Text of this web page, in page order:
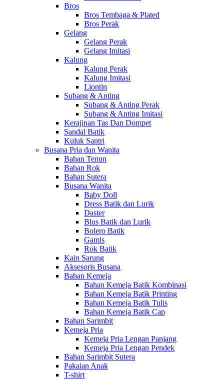
Bros
Bros Tembaga & Plated
Bros Perak
Gelang
Gelang Perak
Gelang Imitasi
Kalung
Kalung Perak
Kalung Imitasi
Liontin
Subang & Anting
Subang & Anting Perak
Subang & Anting Imitasi
Kerajinan Tas Dan Dompet
Sandal Batik
Kuluk Santri
Busana Pria dan Wanita
Bahan Tenun
Bahan Rok
Bahan Sutera
Busana Wanita
Baby Doll
Dress Batik dan Lurik
Daster
Blus Batik dan Lurik
Bolero Batik
Gamis
Rok Batik
Kain Sarung
Aksesoris Busana
Bahan Kemeja
Bahan Kemeja Batik Kombinasi
Bahan Kemeja Batik Printing
Bahan Kemeja Batik Tulis
Bahan Kemeja Batik Cap
Bahan Sarimbit
Kemeja Pria
Kemeja Pria Lengan Panjang
Kemeja Pria Lengan Pendek
Bahan Sarimbit Sutera
Pakaian Anak
T-shirt